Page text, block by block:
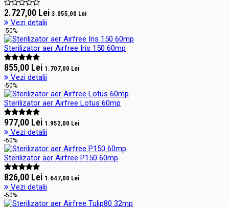
2.727,00 Lei 3.055,00 Lei
Vezi detalii
-50%
Sterilizator aer Airfree Iris 150 60mp
855,00 Lei 1.707,00 Lei
Vezi detalii
-50%
Sterilizator aer Airfree Lotus 60mp
977,00 Lei 1.952,00 Lei
Vezi detalii
-50%
Sterilizator aer Airfree P150 60mp
826,00 Lei 1.647,00 Lei
Vezi detalii
-50%